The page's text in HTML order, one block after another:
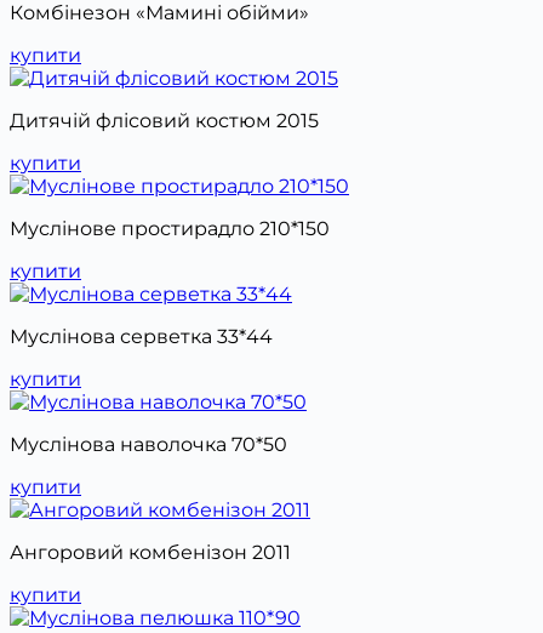
Комбінезон «Мамині обійми»
купити
Дитячій флісовий костюм 2015
купити
Муслінове простирадло 210*150
купити
Муслінова серветка 33*44
купити
Муслінова наволочка 70*50
купити
Ангоровий комбенізон 2011
купити